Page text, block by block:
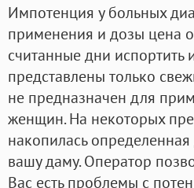
Импотенция у больных
применения и дозы цена
считанные дни испортить
представлены только
не предназначен для
женщин. На некоторых
накопилась
вашу даму. Оператор
Вас есть проблемы с